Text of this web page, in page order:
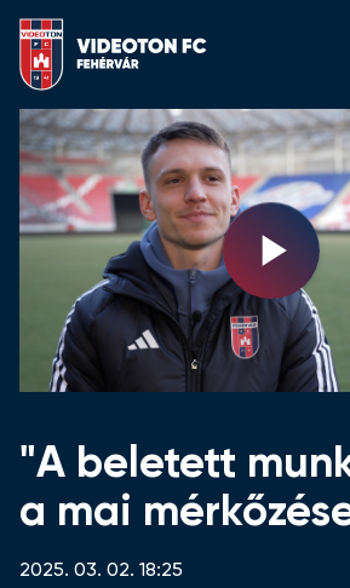
Play
Video
"A beletett
a mai
2025. 03. 02. 18:25